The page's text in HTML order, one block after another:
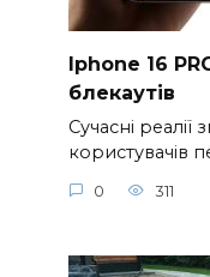
Iphone 16
блекаутів
Сучасні
користувачів
0 311